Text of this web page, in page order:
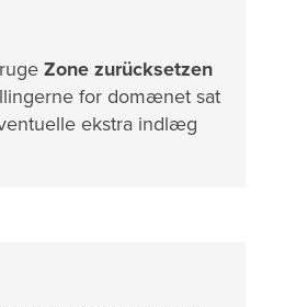
Zone zurücksetzen
for domænet sat
ekstra indlæg